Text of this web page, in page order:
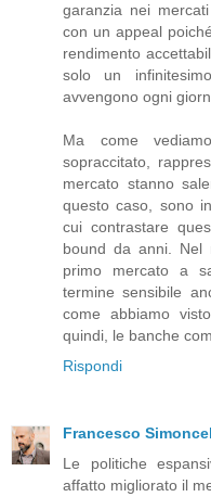
garanzia nei
con un appeal
rendimento
solo un
avvengono ogni
Ma come
sopraccitato,
mercato stanno
questo caso, sono
cui contrastare
bound da anni. Nel
primo mercato a
termine sensibile
come abbiamo
quindi, le banche
Rispondi
Francesco
Le politiche
affatto migliorato il